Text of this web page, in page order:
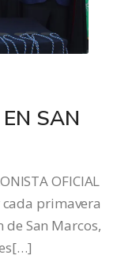
SAN
OFICIAL
cada primavera
San Marcos,